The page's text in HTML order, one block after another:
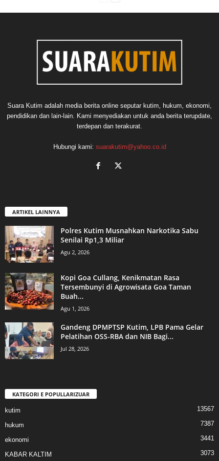
Suara Kutim adalah media berita online seputar kutim, hukum, ekonomi,
pendidikan dan lain-lain. Kami menyediakan untuk anda berita terupdate,
terdepan dan terakurat.
Hubungi kami: suarakutim@yahoo.co.id
ARTIKEL LAINNYA
Polres Kutim Musnahkan Narkotika Sabu
Senilai Rp1,3 Miliar
Agu 2, 2026
Kopi Goa Cullang, Kenikmatan Rasa
Tersembunyi di Agrowisata Goa Taman
Buah...
Agu 1, 2026
Gandeng DPMPTSP Kutim, LPB Pama Gelar
Pelatihan OSS-RBA dan NIB Bagi...
Jul 28, 2026
KATEGORI E POPULLARIZUAR
kutim 13567
hukum 7387
ekonomi 3441
KABAR KALTIM 3073